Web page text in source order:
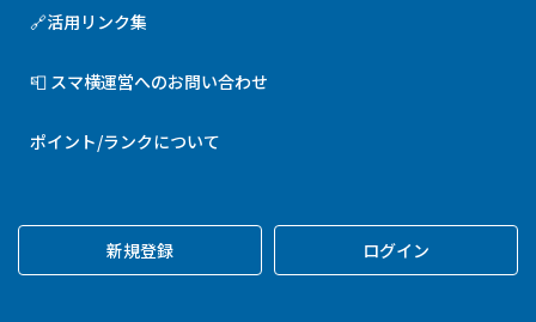
🔗活用リンク集
📮 スマ横運営へのお問い合わせ
ポイント/ランクについて
新規登録 ログイン